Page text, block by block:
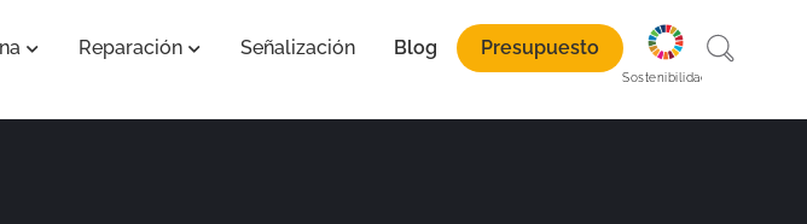
Abrir Suelos de Resina
Reparación Abrir Reparación
Señalización Blog Presupuesto
Sostenibilidad